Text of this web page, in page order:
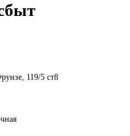
119/5 ст8